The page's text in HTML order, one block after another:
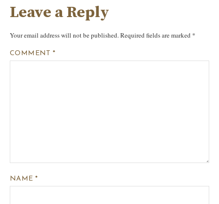
Leave a Reply
Your email address will not be published.Required fields are marked *
COMMENT*
NAME *